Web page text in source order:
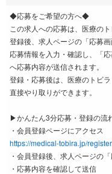
◆応募をご希望の方へ◆
この求人への応募は、医療の
登録後、求人ページの「応募
応募情報を入力・確認し、「
へ応募内容が送信されます。
登録・応募後は、医療のトビ
直接やり取りができます。
▶かんたん3分応募・登録の流
・会員登録ページにアクセス
https://medical-tobira.jp/
・会員登録後、求人ページの
・応募内容を確認して送信